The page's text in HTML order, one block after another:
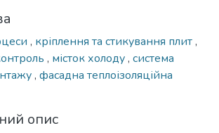
, кріплення та стикування плит,
, місток холоду, система
, фасадна теплоізоляційна
опис